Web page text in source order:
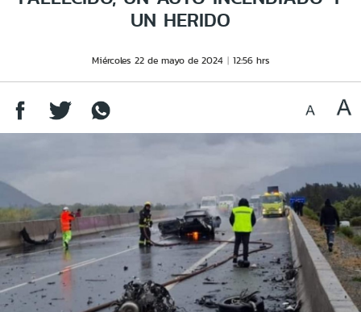
UN HERIDO
Miércoles 22 de mayo de 2024 12:56 hrs